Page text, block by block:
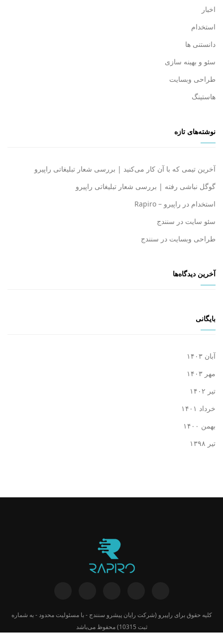
اخبار
استخدام
دانستنی ها
سئو و بهینه سازی
طراحی وبسایت
هاستینگ
نوشته‌های تازه
آخرین تیمی که با آن کار می‌کنید | بررسی شعار تبلیغاتی راپیرو
گوگل نباشی رفته | بررسی شعار تبلیغاتی راپیرو
استخدام در راپیرو – Rapiro
سئو سایت در سنندج
طراحی وبسایت در سنندج
آخرین دیدگاه‌ها
بایگانی
آبان ۱۴۰۳
مهر ۱۴۰۳
تیر ۱۴۰۲
خرداد ۱۴۰۱
بهمن ۱۴۰۰
تیر ۱۳۹۸
کلیه حقوق برای راپیرو (شرکت رایان پیشرو سنندج - با مسئولیت محدود - به شماره
ثبت 10315) محفوظ می‌باشد